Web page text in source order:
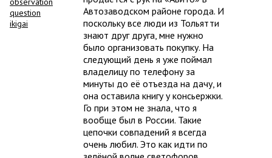
question
ikigai
Автозаводском районе города. И
поскольку все люди из Тольятти
знают друг друга, мне нужно
было организовать покупку. На
следующий день я уже поймал
владелицу по телефону за
минуты до её отъезда на дачу, и
она оставила книгу у консьержки.
Го при этом не знала, что я
вообще был в России. Такие
цепочки совпадений я всегда
очень любил. Это как идти по